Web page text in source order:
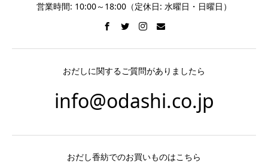
営業時間: 10:00～18:00（定休日: 水曜日・日曜日）
おだしに関するご質問がありましたら
info@odashi.co.jp
おだし香紡でのお買いものはこちら